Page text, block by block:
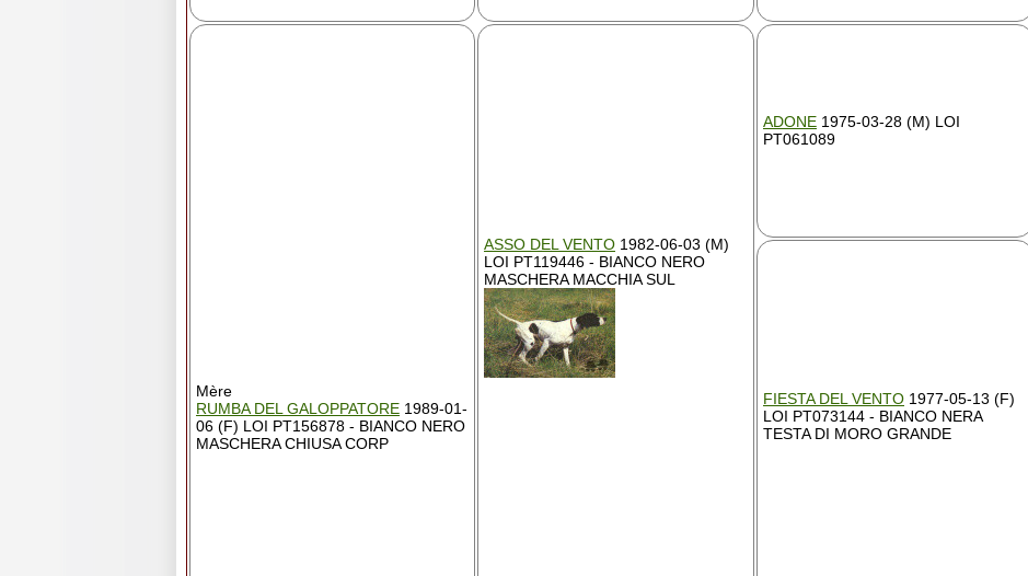
Mère
RUMBA DEL GALOPPATORE 1989-01-
06 (F) LOI PT156878 - BIANCO NERO
MASCHERA CHIUSA CORP
ASSO DEL VENTO 1982-06-03 (M)
LOI PT119446 - BIANCO NERO
MASCHERA MACCHIA SUL
ADONE 1975-03-28 (M) LOI
PT061089
FIESTA DEL VENTO 1977-05-13 (F)
LOI PT073144 - BIANCO NERA
TESTA DI MORO GRANDE